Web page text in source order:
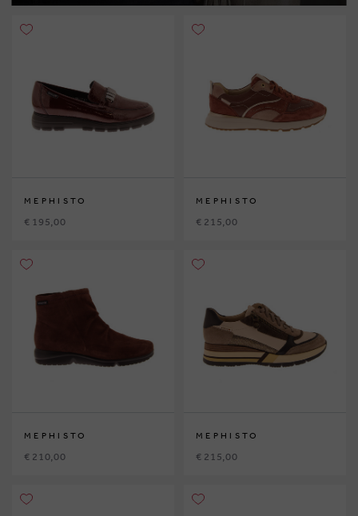
MEPHISTO
€ 195,00
MEPHISTO
€ 215,00
MEPHISTO
€ 210,00
MEPHISTO
€ 215,00